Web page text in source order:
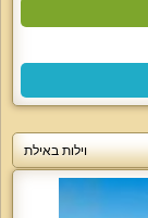
וילות באילת